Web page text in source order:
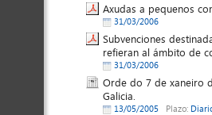
Axudas a pequenos
31/03/2006
Subvenciones
refieran al ámbito de
31/03/2006
Orde do 7 de xaneiro
Galicia.
13/05/2005 Plazo: